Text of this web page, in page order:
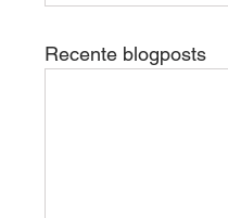
Recente blogposts